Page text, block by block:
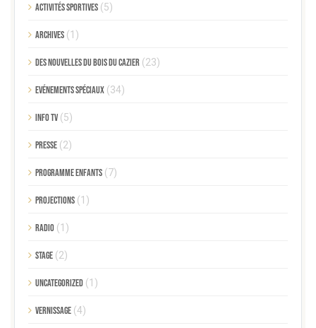
Activités sportives (5)
Archives (1)
Des nouvelles du Bois du Cazier (23)
Evénements spéciaux (34)
Info TV (5)
Presse (2)
Programme enfants (7)
Projections (1)
Radio (1)
Stage (2)
Uncategorized (1)
Vernissage (4)